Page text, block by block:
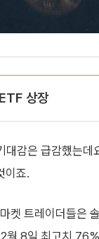
상장
감은 급감했는
이죠.
켓 트레이더들은
월 8일 최고치